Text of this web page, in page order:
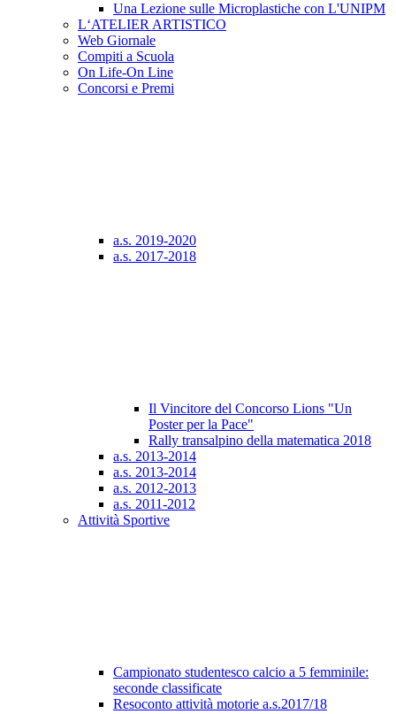
Una Lezione sulle Microplastiche con L'UNIPM
L‘ATELIER ARTISTICO
Web Giornale
Compiti a Scuola
On Life-On Line
Concorsi e Premi
a.s. 2019-2020
a.s. 2017-2018
Il Vincitore del Concorso Lions "Un
Poster per la Pace"
Rally transalpino della matematica 2018
a.s. 2013-2014
a.s. 2013-2014
a.s. 2012-2013
a.s. 2011-2012
Attività Sportive
Campionato studentesco calcio a 5 femminile:
seconde classificate
Resoconto attività motorie a.s.2017/18